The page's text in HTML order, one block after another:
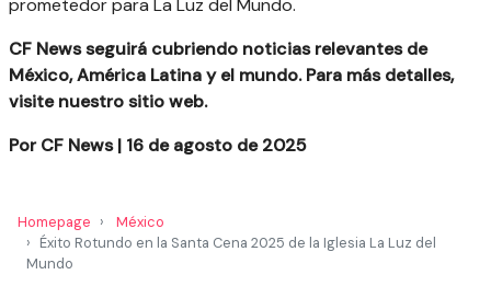
prometedor para La Luz del Mundo.
CF News seguirá cubriendo noticias relevantes de
México, América Latina y el mundo. Para más detalles,
visite nuestro sitio web.
Por CF News | 16 de agosto de 2025
Homepage
México
Éxito Rotundo en la Santa Cena 2025 de la Iglesia La Luz del
Mundo